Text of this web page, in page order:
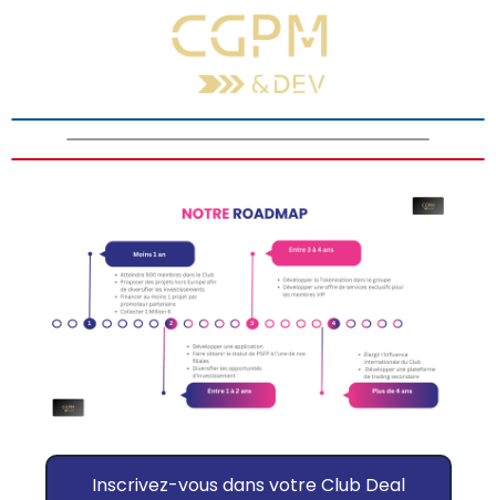
Inscrivez-vous dans votre Club Deal